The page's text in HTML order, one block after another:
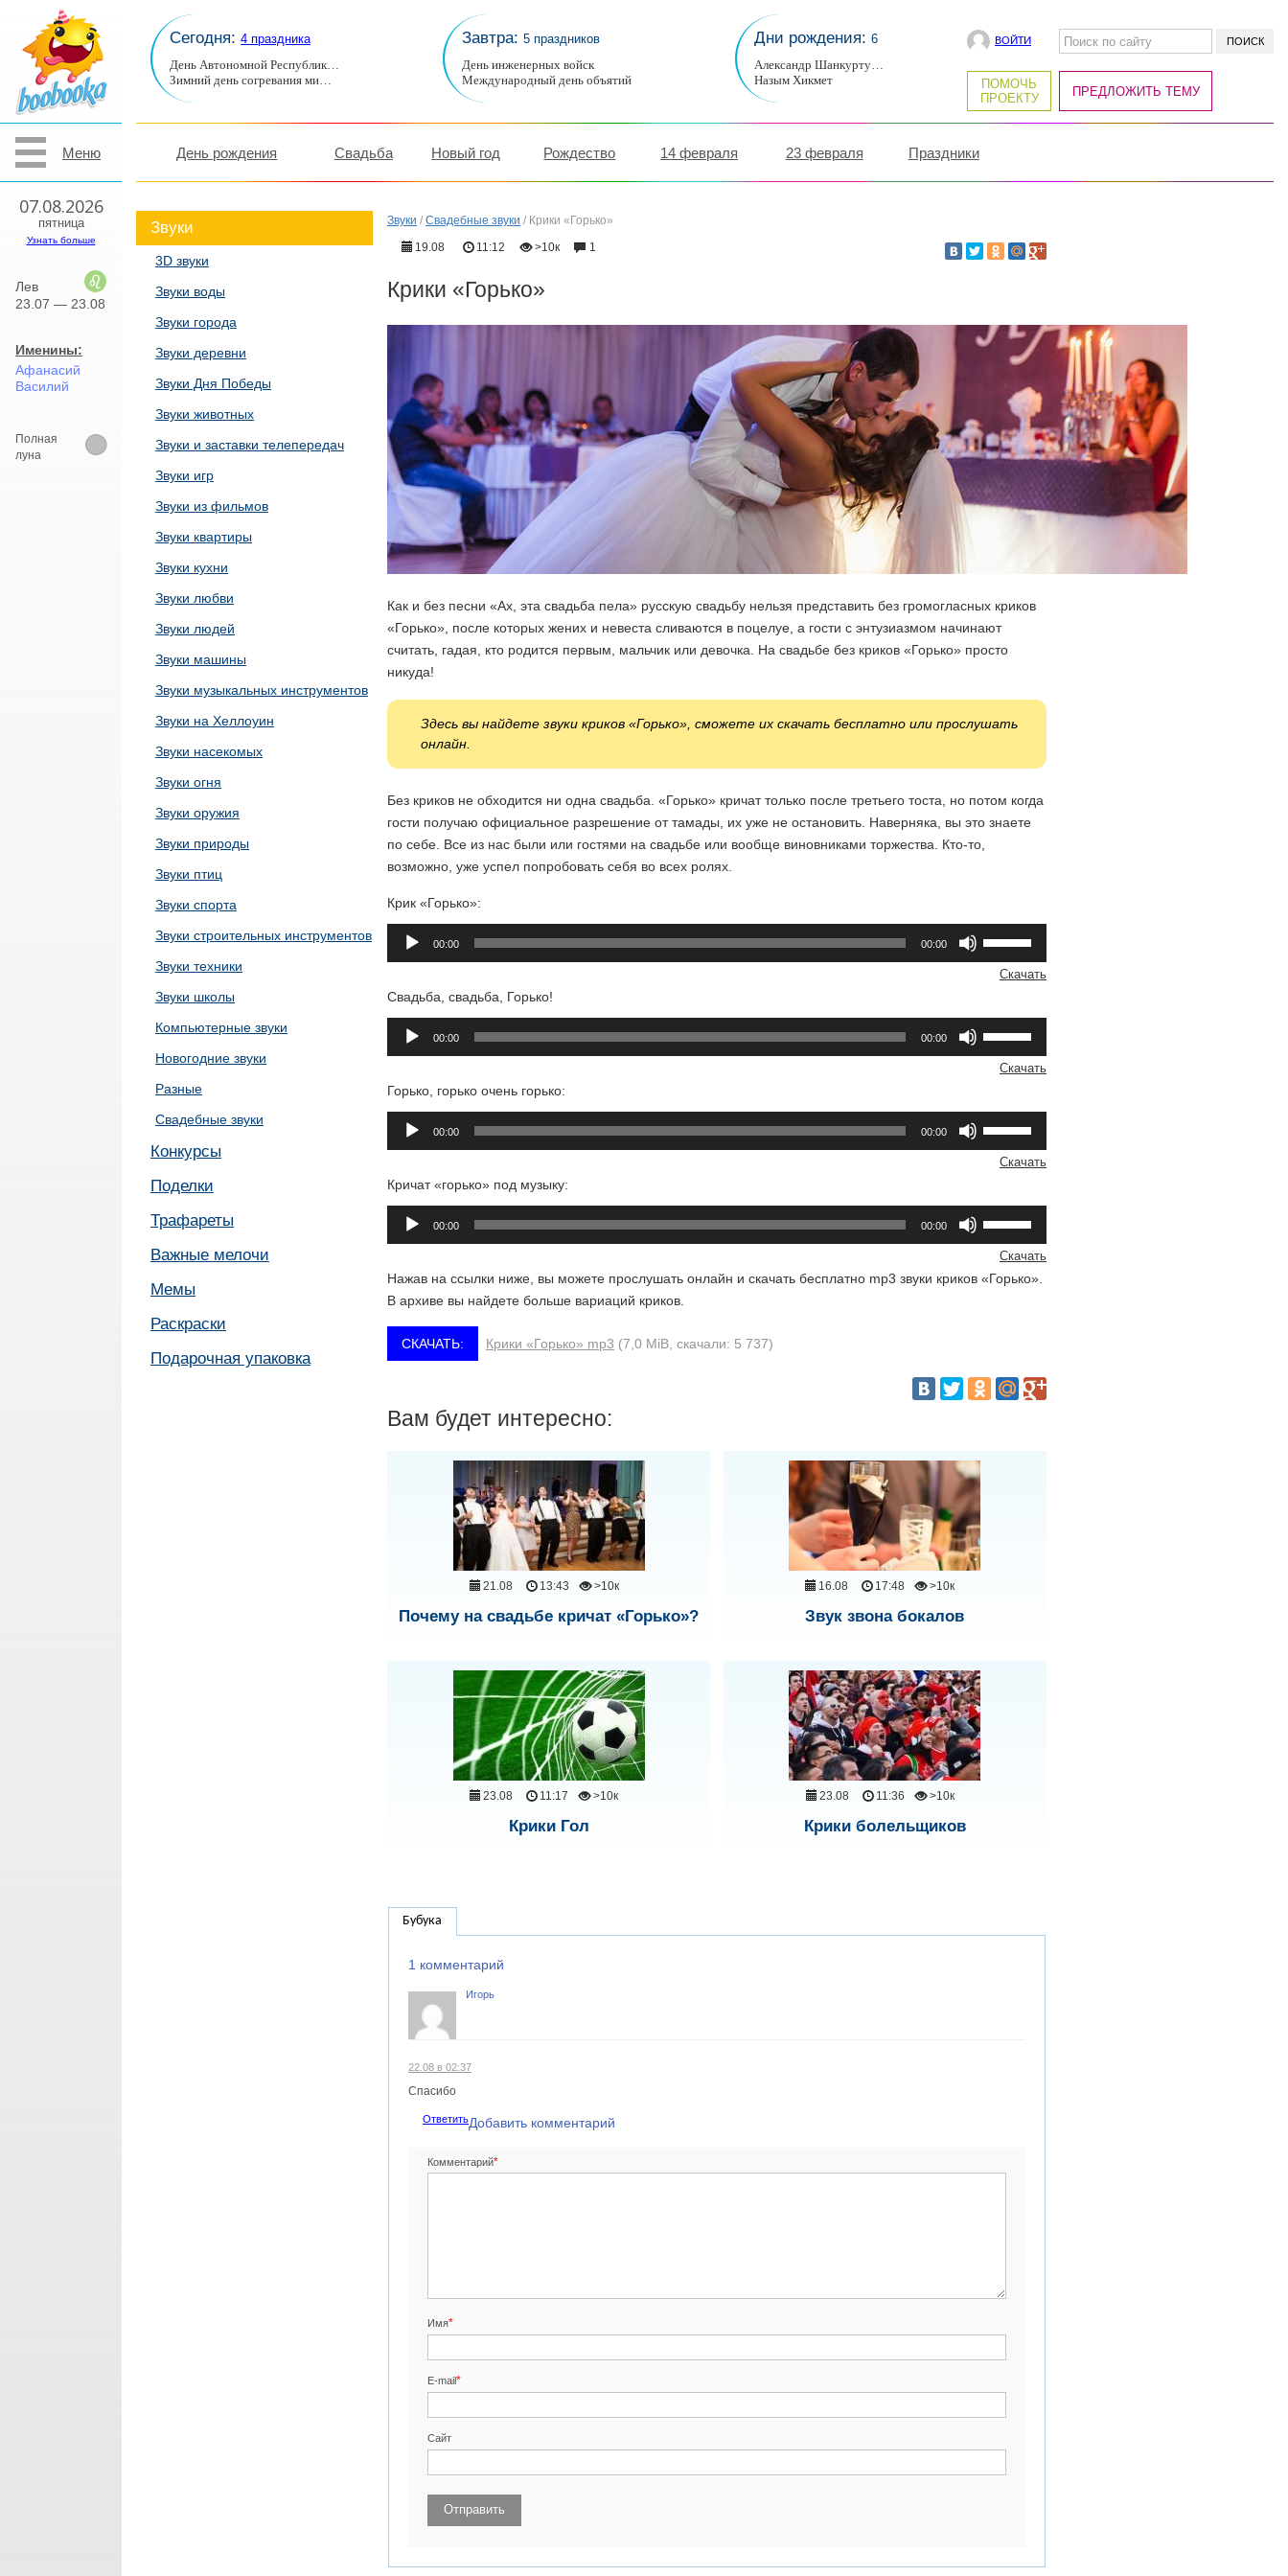
Меню
07.08.2026
пятница
Узнать больше
Лев
23.07 — 23.08
Именины:
Афанасий
Василий
Полная
луна
Сегодня: 4 праздника
День Автономной Республик…
Зимний день согревания ми…
Завтра: 5 праздников
День инженерных войск
Международный день объятий
Дни рождения: 6
Александр Шанкурту…
Назым Хикмет
ВОЙТИ
ПОМОЧЬ
ПРОЕКТУ
ПРЕДЛОЖИТЬ ТЕМУ
День рождения Свадьба Новый год Рождество 14 февраля 23 февраля Праздники
Звуки
3D звуки
Звуки воды
Звуки города
Звуки деревни
Звуки Дня Победы
Звуки животных
Звуки и заставки телепередач
Звуки игр
Звуки из фильмов
Звуки квартиры
Звуки кухни
Звуки любви
Звуки людей
Звуки машины
Звуки музыкальных инструментов
Звуки на Хеллоуин
Звуки насекомых
Звуки огня
Звуки оружия
Звуки природы
Звуки птиц
Звуки спорта
Звуки строительных инструментов
Звуки техники
Звуки школы
Компьютерные звуки
Новогодние звуки
Разные
Свадебные звуки
Конкурсы
Поделки
Трафареты
Важные мелочи
Мемы
Раскраски
Подарочная упаковка
Звуки / Свадебные звуки / Крики «Горько»
19.08
11:12 >10к 1
Крики «Горько»
Как и без песни «Ах, эта свадьба пела» русскую свадьбу нельзя представить без громогласных криков
«Горько», после которых жених и невеста сливаются в поцелуе, а гости с энтузиазмом начинают
считать, гадая, кто родится первым, мальчик или девочка. На свадьбе без криков «Горько» просто
никуда!
Здесь вы найдете звуки криков «Горько», сможете их скачать бесплатно или прослушать
онлайн.
Без криков не обходится ни одна свадьба. «Горько» кричат только после третьего тоста, но потом когда
гости получаю официальное разрешение от тамады, их уже не остановить. Наверняка, вы это знаете
по себе. Все из нас были или гостями на свадьбе или вообще виновниками торжества. Кто-то,
возможно, уже успел попробовать себя во всех ролях.
Крик «Горько»:
Аудиоплеер
00:00 00:00
клавиши
вверх/
вниз,
увеличить
или
громкость.
Скачать
Свадьба, свадьба, Горько!
Аудиоплеер
00:00 00:00
клавиши
вверх/
вниз,
увеличить
или
громкость.
Скачать
Горько, горько очень горько:
Аудиоплеер
00:00 00:00
клавиши
вверх/
вниз,
увеличить
или
громкость.
Скачать
Кричат «горько» под музыку:
Аудиоплеер
00:00 00:00
клавиши
вверх/
вниз,
чтобы
Скачать
Нажав на ссылки ниже, вы можете прослушать онлайн и скачать бесплатно mp3 звуки криков «Горько».
В архиве вы найдете больше вариаций криков.
Крики «Горько» mp3 (7,0 MiB, скачали: 5 737)
Вам будет интересно:
21.08 13:43 >10к
Почему на свадьбе кричат «Горько»?
16.08 17:48 >10к
Звук звона бокалов
23.08 11:17 >10к
Крики Гол
23.08 11:36 >10к
Крики болельщиков
Бубука
1 комментарий
Игорь
22.08 в 02:37
Спасибо
ОтветитьДобавить комментарий
Комментарий*
Имя*
E-mail*
Сайт